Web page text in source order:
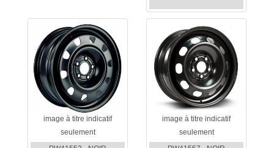
image à titre indicatif
seulement
image à titre indicatif
seulement